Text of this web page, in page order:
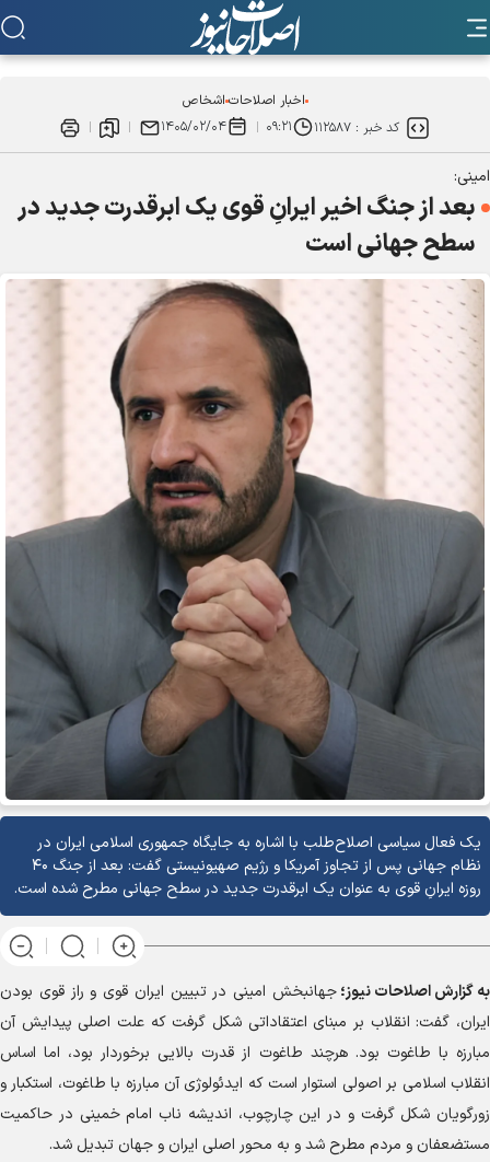
اخبار اصلاحاتاشخاص
کد خبر : ۱۱۲۵۸۷ ۰۹:۲۱ ۱۴۰۵/۰۲/۰۴
امینی:
بعد از جنگ اخیر ایرانِ قوی یک ابرقدرت جدید در
سطح جهانی است
یک فعال سیاسی اصلاح‌طلب با اشاره به جایگاه جمهوری اسلامی ایران در
نظام جهانی پس از تجاوز آمریکا و رژیم صهیونیستی گفت: بعد از جنگ ۴۰
روزه ایرانِ قوی به عنوان یک ابرقدرت جدید در سطح جهانی مطرح شده است.
به گزارشاصلاحات نیوز؛جهانبخش امینی در تبیین ایران قوی و راز قوی بودن
ایران، گفت: انقلاب بر مبنای اعتقاداتی شکل گرفت که علت اصلی پیدایش آن
مبارزه با طاغوت بود. هرچند طاغوت از قدرت بالایی برخوردار بود، اما اساس
انقلاب اسلامی بر اصولی استوار است که ایدئولوژی آن مبارزه با طاغوت، استکبار و
زورگویان شکل گرفت و در این چارچوب، اندیشه ناب امام خمینی در حاکمیت
مستضعفان و مردم مطرح شد و به محور اصلی ایران و جهان تبدیل شد.